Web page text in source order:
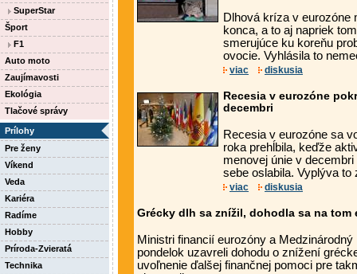
SuperStar
Šport
F1
Auto moto
Zaujímavosti
Ekológia
Tlačové správy
Prílohy
Pre ženy
Víkend
Veda
Kariéra
Radíme
Hobby
Príroda-Zvieratá
Technika
Dlhová kríza v eurozóne
konca, a to aj napriek
smerujúce ku koreňu
ovocie. Vyhlásila to
viac diskusia
Recesia v eurozóne
decembri
Recesia v eurozóne sa
roka prehĺbila, keďže
menovej únie v
sebe oslabila. Vyplýva to
viac diskusia
Grécky dlh sa znížil, dohodla sa na tom
Ministri financií eurozóny a
pondelok uzavreli dohodu o znížení
uvoľnenie ďalšej finančnej pomoci pre